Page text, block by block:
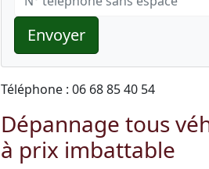
Envoyer
Téléphone : 06 68 85 40 54
Dépannage tous
à prix imbattable